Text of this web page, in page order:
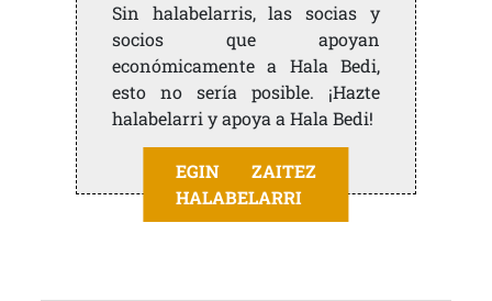
Sin halabelarris, las socias y
socios que apoyan
económicamente a Hala Bedi,
esto no sería posible. ¡Hazte
halabelarri y apoya a Hala Bedi!
EGIN ZAITEZ
HALABELARRI